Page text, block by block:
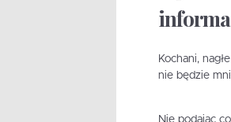
Kochani,
nie będzie
Nie podając